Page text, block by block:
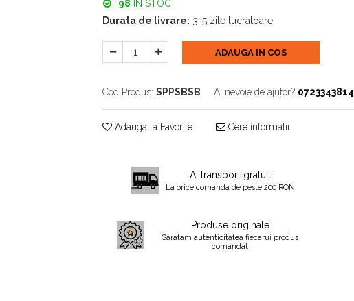
98 IN STOC
Durata de livrare: 3-5 zile lucratoare
ADAUGA IN COS
Cod Produs: SPPSBSB Ai nevoie de ajutor? 0723343814
Adauga la Favorite Cere informatii
Ai transport gratuit
La orice comanda de peste 200 RON
Produse originale
Garatam autenticitatea fiecarui produs
comandat